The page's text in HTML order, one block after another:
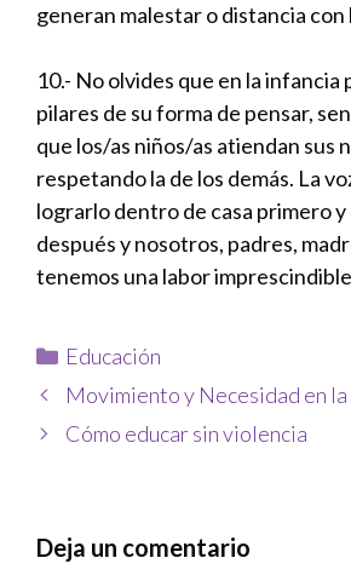
generan malestar o distancia con
10.- No olvides que en la infancia
pilares de su forma de pensar,
que los/as niños/as atiendan sus
respetando la de los demás. La
lograrlo dentro de casa primero y
después y nosotros, padres,
tenemos una labor
Educación
Movimiento y Necesidad en la
Cómo educar sin violencia
Deja un comentario